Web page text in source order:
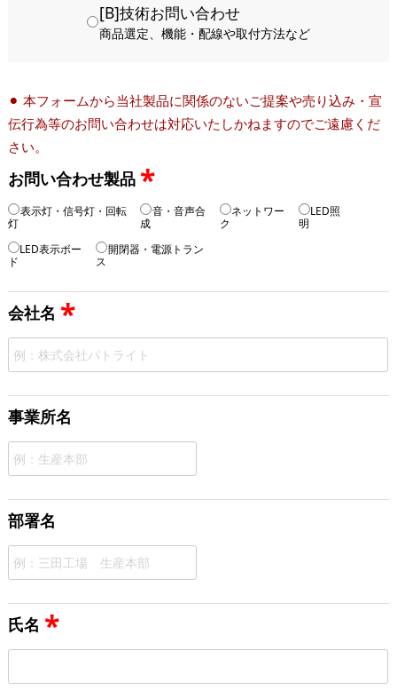
[B]技術お問い合わせ
商品選定、機能・配線や取付方法など
⚫︎ 本フォームから当社製品に関係のないご提案や売り込み・宣
伝行為等のお問い合わせは対応いたしかねますのでご遠慮くだ
さい。
お問い合わせ製品 *
表示灯・信号灯・回転
灯
音・音声合
成
ネットワー
ク
LED照
明
LED表示ボー
ド
開閉器・電源トラン
ス
会社名 *
事業所名
部署名
氏名 *